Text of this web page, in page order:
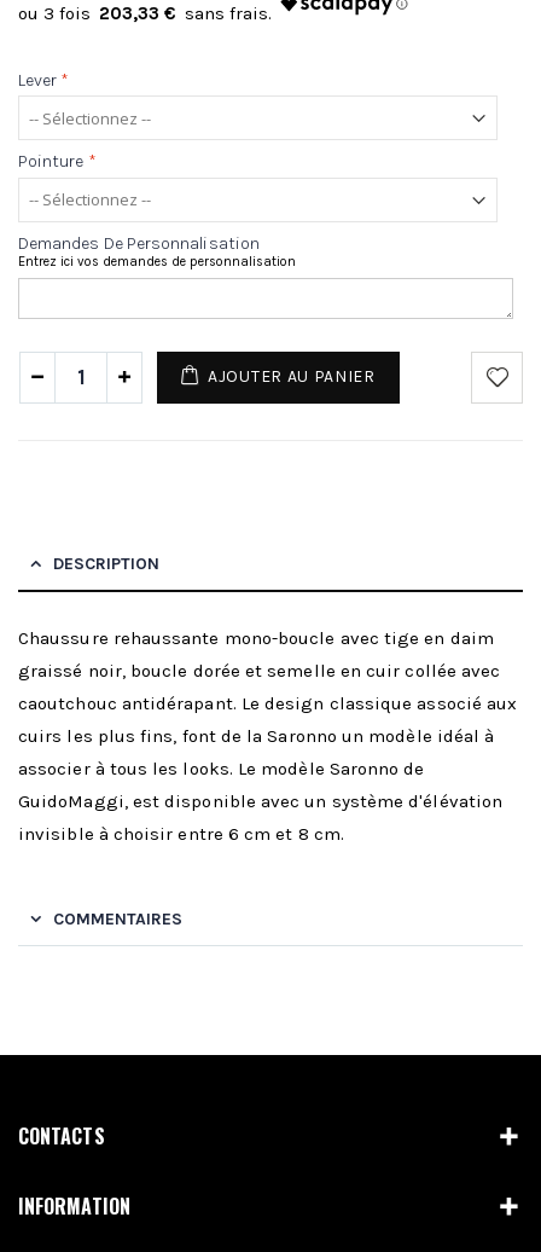
203,33 €
Lever *
Pointure *
Demandes De Personnalisation
Entrez ici vos demandes de personnalisation
AJOUTER AU PANIER
DESCRIPTION
Chaussure rehaussante mono-boucle avec tige en daim
graissé noir, boucle dorée et semelle en cuir collée avec
caoutchouc antidérapant. Le design classique associé aux
cuirs les plus fins, font de la Saronno un modèle idéal à
associer à tous les looks. Le modèle Saronno de
GuidoMaggi, est disponible avec un système d'élévation
invisible à choisir entre 6 cm et 8 cm.
COMMENTAIRES
CONTACTS
INFORMATION